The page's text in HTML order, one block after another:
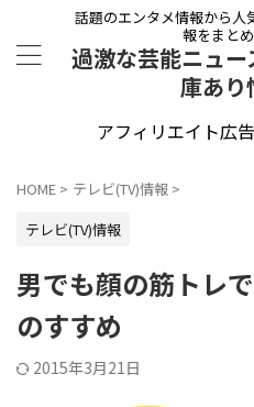
話題のエンタメ情報から人
報をまと
過激な芸能ニュ
庫あり
アフィリエイト広
HOME > テレビ(TV)情報 >
テレビ(TV)情報
男でも顔の筋トレ
のすすめ
2015年3月21日